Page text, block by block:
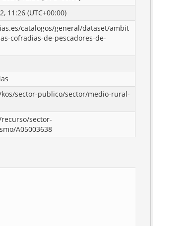
11:26 (UTC+00:00)
catalogos/general/dataset/ambit
cofradias-de-pescadores-de-
sector-publico/sector/medio-rural-
sector-
A05003638